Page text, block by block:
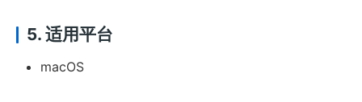
5. 适用平台
macOS